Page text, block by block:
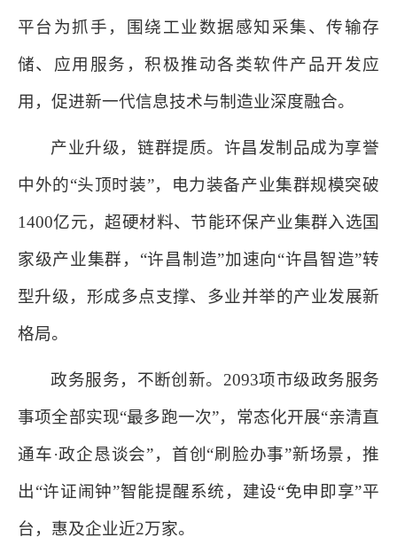
平台为抓手，围绕工业数据感知采集、传输存
储、应用服务，积极推动各类软件产品开发应
用，促进新一代信息技术与制造业深度融合。
产业升级，链群提质。许昌发制品成为享誉
中外的“头顶时装”，电力装备产业集群规模突破
1400亿元，超硬材料、节能环保产业集群入选国
家级产业集群，“许昌制造”加速向“许昌智造”转
型升级，形成多点支撑、多业并举的产业发展新
格局。
政务服务，不断创新。2093项市级政务服务
事项全部实现“最多跑一次”，常态化开展“亲清直
通车·政企恳谈会”，首创“刷脸办事”新场景，推
出“许证闹钟”智能提醒系统，建设“免申即享”平
台，惠及企业近2万家。